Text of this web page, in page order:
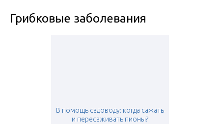
Грибковые заболевания
В помощь садоводу: когда сажать
и пересаживать пионы?